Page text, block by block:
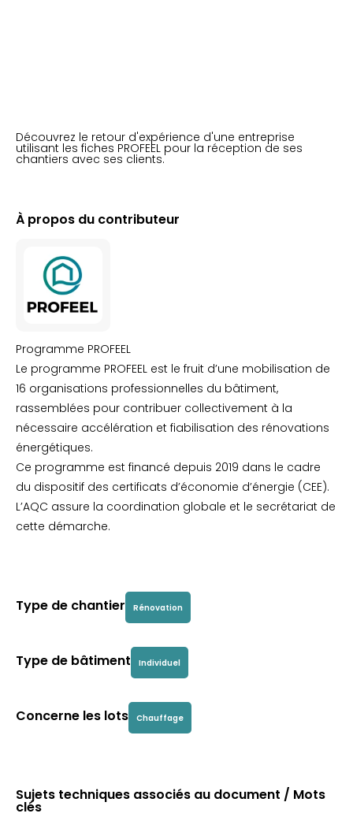
Découvrez le retour d'expérience d'une entreprise
utilisant les fiches PROFEEL pour la réception de ses
chantiers avec ses clients.
À propos du contributeur
Programme PROFEEL
Le programme PROFEEL est le fruit d’une mobilisation de
16 organisations professionnelles du bâtiment,
rassemblées pour contribuer collectivement à la
nécessaire accélération et fiabilisation des rénovations
énergétiques.
Ce programme est financé depuis 2019 dans le cadre
du dispositif des certificats d’économie d’énergie (CEE).
L’AQC assure la coordination globale et le secrétariat de
cette démarche.
Type de chantier Rénovation
Type de bâtiment Individuel
Concerne les lots Chauffage
Sujets techniques associés au document / Mots
clés